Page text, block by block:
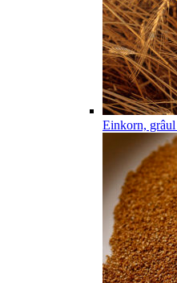
Einkorn, grâul